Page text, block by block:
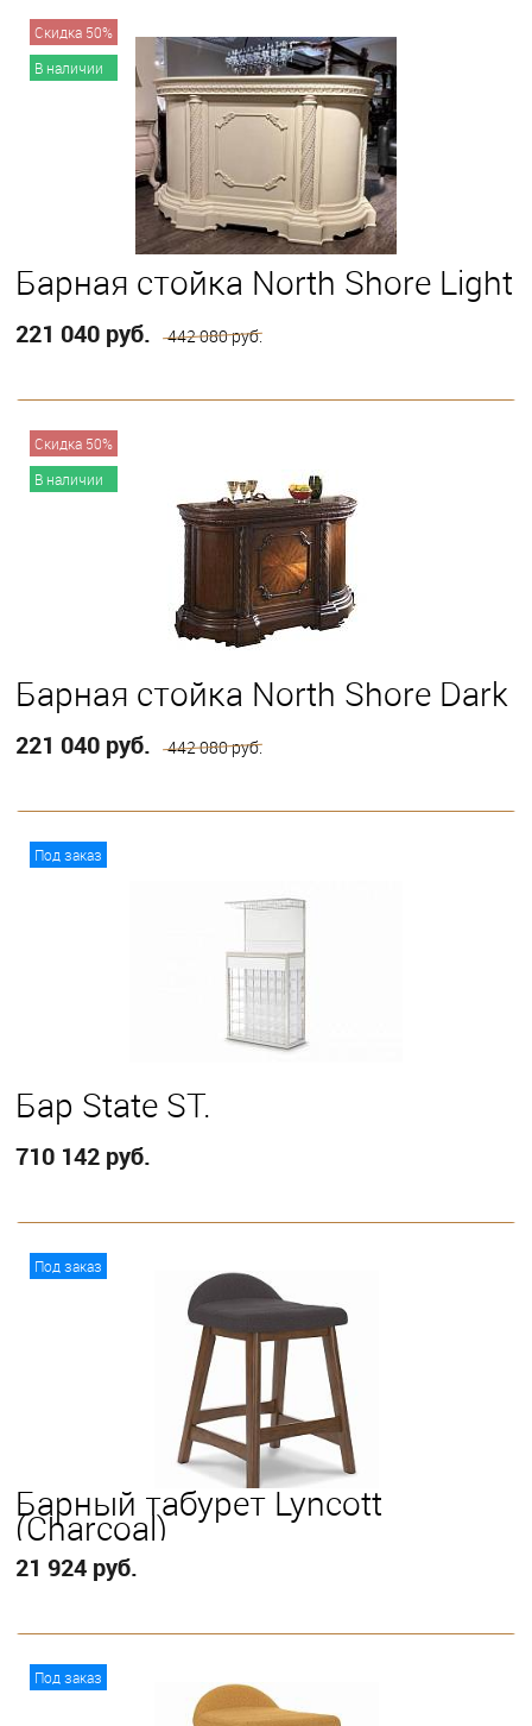
Скидка 50%
В наличии
Барная стойка North Shore Light
221 040 руб. 442 080 руб.
Скидка 50%
В наличии
Барная стойка North Shore Dark
221 040 руб. 442 080 руб.
Под заказ
Бар State ST.
710 142 руб.
Под заказ
Барный табурет Lyncott
(Charcoal)
21 924 руб.
Под заказ